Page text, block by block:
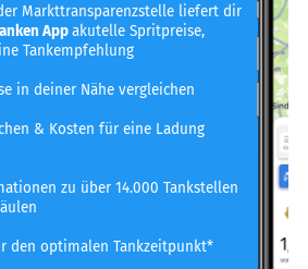
Markttransparenzstelle liefert dir
Appakutelle Spritpreise,
Tankempfehlung
in deiner Nähe vergleichen
& Kosten für eine Ladung
zu über 14.000 Tankstellen
den optimalen Tankzeitpunkt*